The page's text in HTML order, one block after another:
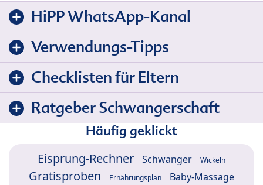
HiPP WhatsApp-Kanal
Verwendungs-Tipps
Checklisten für Eltern
Ratgeber Schwangerschaft
Häufig geklickt
Eisprung-Rechner Schwanger Wickeln
Gratisproben Ernährungsplan Baby-Massage